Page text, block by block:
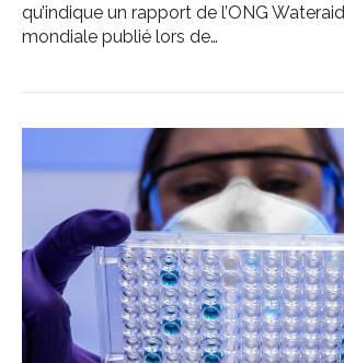
qu’indique un rapport de l’ONG
mondiale publié lors de…